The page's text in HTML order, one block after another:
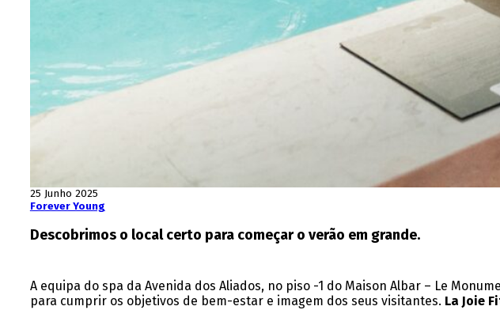
25 Junho 2025
Forever Young
Descobrimos o local certo para começar o verão em grande.
A equipa do spa da Avenida dos Aliados, no piso -1 do Maison Albar – Le
para cumprir os objetivos de bem-estar e imagem dos seus visitantes. La Joie